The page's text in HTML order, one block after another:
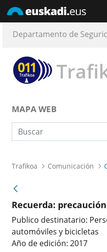
Departamento de
MAPA WEB
Búsqueda web
Trafikoa Comunicación
Recuerda:
Publico destinatario:
automóviles y bicicletas
Año de edición: 2017